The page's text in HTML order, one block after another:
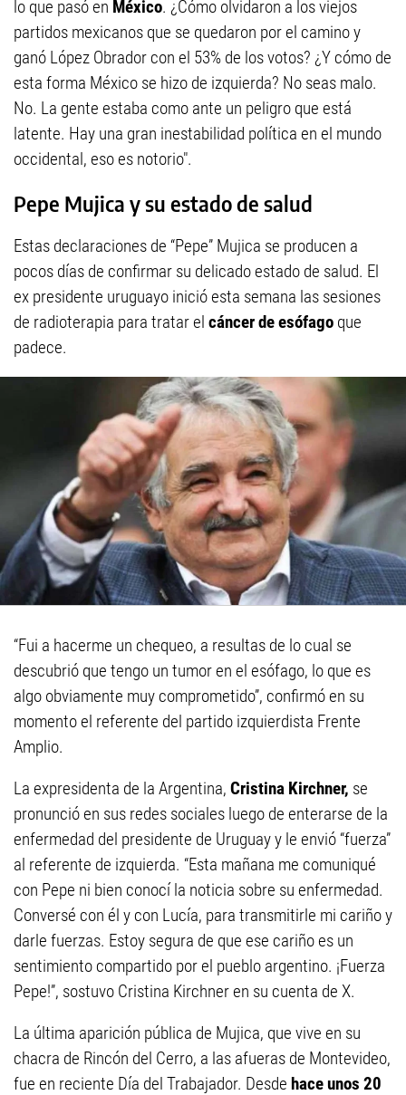
lo que pasó en México. ¿Cómo olvidaron a los viejos
partidos mexicanos que se quedaron por el camino y
ganó López Obrador con el 53% de los votos? ¿Y cómo de
esta forma México se hizo de izquierda? No seas malo.
No. La gente estaba como ante un peligro que está
latente. Hay una gran inestabilidad política en el mundo
occidental, eso es notorio".
Pepe Mujica y su estado de salud
Estas declaraciones de “Pepe” Mujica se producen a
pocos días de confirmar su delicado estado de salud. El
ex presidente uruguayo inició esta semana las sesiones
de radioterapia para tratar el cáncer de esófago que
padece.
“Fui a hacerme un chequeo, a resultas de lo cual se
descubrió que tengo un tumor en el esófago, lo que es
algo obviamente muy comprometido”, confirmó en su
momento el referente del partido izquierdista Frente
Amplio.
La expresidenta de la Argentina, Cristina Kirchner, se
pronunció en sus redes sociales luego de enterarse de la
enfermedad del presidente de Uruguay y le envió “fuerza”
al referente de izquierda. “Esta mañana me comuniqué
con Pepe ni bien conocí la noticia sobre su enfermedad.
Conversé con él y con Lucía, para transmitirle mi cariño y
darle fuerzas. Estoy segura de que ese cariño es un
sentimiento compartido por el pueblo argentino. ¡Fuerza
Pepe!”, sostuvo Cristina Kirchner en su cuenta de X.
La última aparición pública de Mujica, que vive en su
chacra de Rincón del Cerro, a las afueras de Montevideo,
fue en reciente Día del Trabajador. Desde hace unos 20